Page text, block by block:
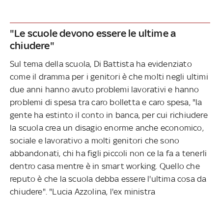
"Le scuole devono essere le ultime a
chiudere"
Sul tema della scuola, Di Battista ha evidenziato
come il dramma per i genitori è che molti negli ultimi
due anni hanno avuto problemi lavorativi e hanno
problemi di spesa tra caro bolletta e caro spesa, "la
gente ha estinto il conto in banca, per cui richiudere
la scuola crea un disagio enorme anche economico,
sociale e lavorativo a molti genitori che sono
abbandonati, chi ha figli piccoli non ce la fa a tenerli
dentro casa mentre è in smart working. Quello che
reputo è che la scuola debba essere l'ultima cosa da
chiudere". "Lucia Azzolina, l'ex ministra